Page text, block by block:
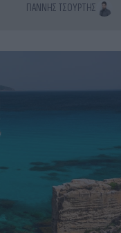
ΓΙΆΝΝΗΣ ΤΣΟΎΡΤΗΣ